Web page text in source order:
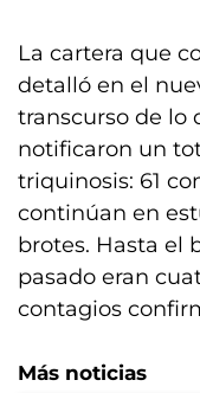
La cartera que
detalló en el
transcurso de lo
notificaron un
triquinosis: 61
continúan en
brotes. Hasta el
pasado eran
contagios
Más noticias